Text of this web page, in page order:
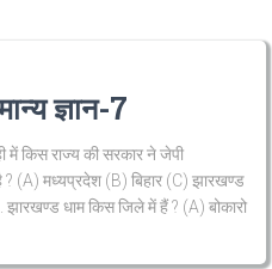
ज्ञान-7
में किस राज्य की सरकार ने जेपी
? (A) मध्यप्रदेश (B) बिहार (C) झारखण्ड
धाम किस जिले में हैं ? (A) बोकारो